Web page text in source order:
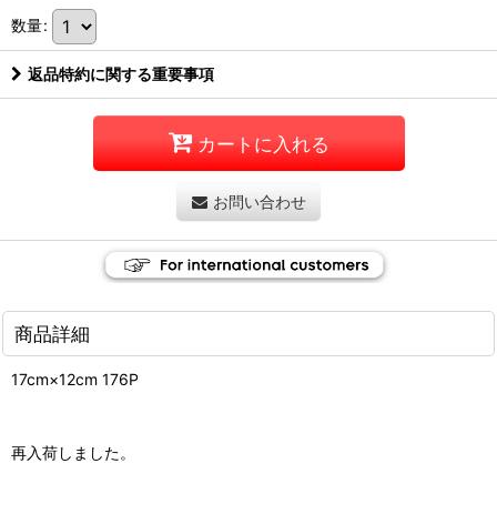
数量:
返品特約に関する重要事項
カートに入れる
お問い合わせ
商品詳細
17cm×12cm 176P
再入荷しました。